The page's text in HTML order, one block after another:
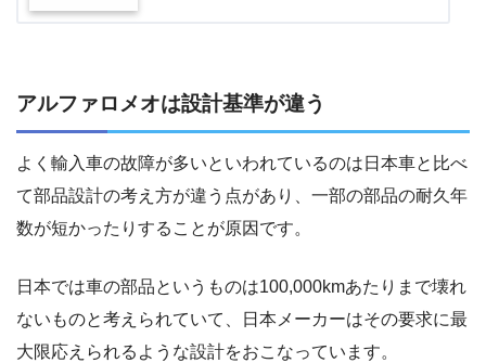
アルファロメオは設計基準が違う
よく輸入車の故障が多いといわれているのは日本車と比べ
て部品設計の考え方が違う点があり、一部の部品の耐久年
数が短かったりすることが原因です。
日本では車の部品というものは100,000kmあたりまで壊れ
ないものと考えられていて、日本メーカーはその要求に最
大限応えられるような設計をおこなっています。